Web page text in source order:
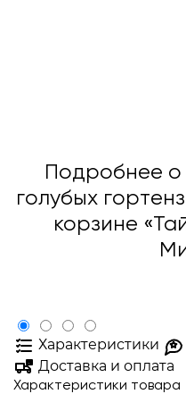
Подробнее о
голубых
корзине
Характеристики
Доставка и оплата
Характеристики товара